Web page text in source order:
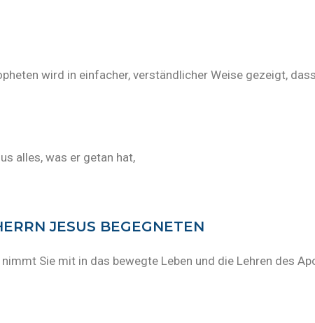
wird in einfacher, verständlicher Weise gezeigt,
alles, was er getan hat,
JESUS BEGEGNETEN
Sie mit in das bewegte Leben und die Lehren des